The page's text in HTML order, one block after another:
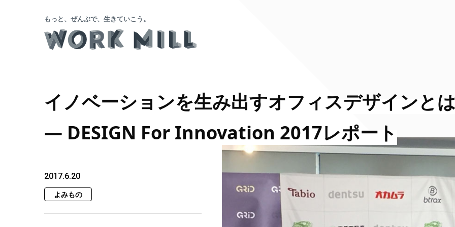
もっと、ぜんぶで、生きていこう。
イノベーションを生み出すオフィスデザインと
― DESIGN For Innovation 2017レポート
2017.6.20
よみもの